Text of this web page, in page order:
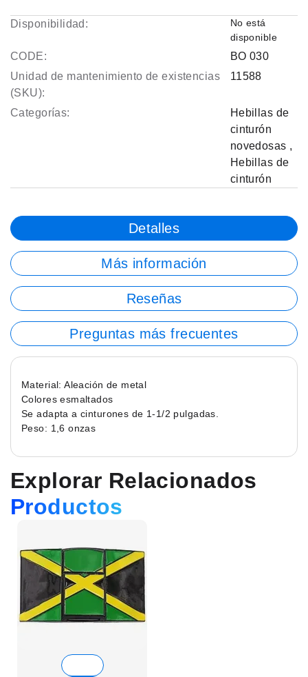
Disponibilidad:
No está
disponible
CODE:
BO 030
Unidad de mantenimiento de existencias
(SKU):
11588
Categorías:
Hebillas de
cinturón
novedosas ,
Hebillas de
cinturón
Detalles
Más información
Reseñas
Preguntas más frecuentes
Material: Aleación de metal
Colores esmaltados
Se adapta a cinturones de 1-1/2 pulgadas.
Peso: 1,6 onzas
Explorar Relacionados
Productos